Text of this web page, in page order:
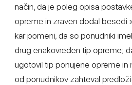
način, da je poleg opisa
opreme in zraven dodal besedi
kar pomeni, da so ponudniki
drug enakovreden tip opreme;
ugotovil tip ponujene opreme in
od ponudnikov zahteval